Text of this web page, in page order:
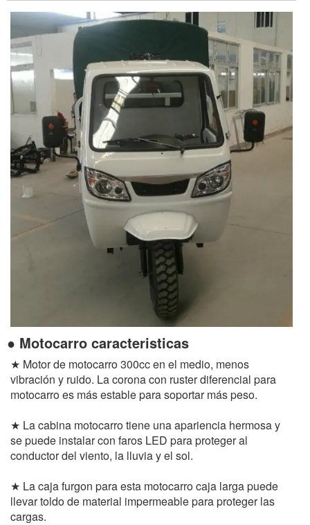
● Motocarro caracteristicas
★ Motor de motocarro 300cc en el medio, menos
vibración y ruido. La corona con ruster diferencial para
motocarro es más estable para soportar más peso.
★ La cabina motocarro tiene una apariencia hermosa y
se puede instalar con faros LED para proteger al
conductor del viento, la lluvia y el sol.
★ La caja furgon para esta motocarro caja larga puede
llevar toldo de material impermeable para proteger las
cargas.